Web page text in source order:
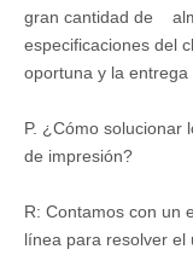
gran cantidad de
especificaciones del
oportuna y la
P. ¿Cómo solucionar
de impresión?
R: Contamos con un
línea para resolver el